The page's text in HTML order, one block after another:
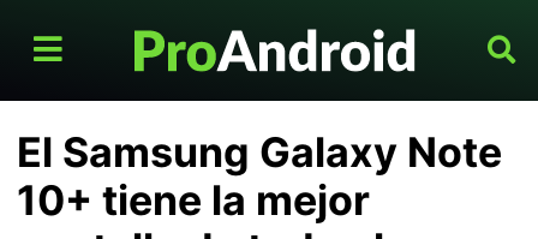
El Samsung Galaxy Note
10+ tiene la mejor